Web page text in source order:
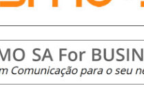
TURISMO E MERCADO
EVENTOS
HOTELARIA